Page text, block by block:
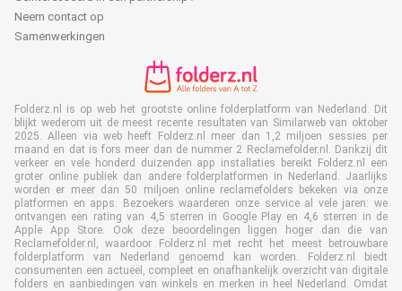
Neem contact op
Samenwerkingen
Folderz.nl is op web het grootste online folderplatform van Nederland. Dit
blijkt wederom uit de meest recente resultaten van Similarweb van oktober
2025. Alleen via web heeft Folderz.nl meer dan 1,2 miljoen sessies per
maand en dat is fors meer dan de nummer 2 Reclamefolder.nl. Dankzij dit
verkeer en vele honderd duizenden app installaties bereikt Folderz.nl een
groter online publiek dan andere folderplatformen in Nederland. Jaarlijks
worden er meer dan 50 miljoen online reclamefolders bekeken via onze
platformen en apps. Bezoekers waarderen onze service al vele jaren: we
ontvangen een rating van 4,5 sterren in Google Play en 4,6 sterren in de
Apple App Store. Ook deze beoordelingen liggen hoger dan die van
Reclamefolder.nl, waardoor Folderz.nl met recht het meest betrouwbare
folderplatform van Nederland genoemd kan worden. Folderz.nl biedt
consumenten een actueel, compleet en onafhankelijk overzicht van digitale
folders en aanbiedingen van winkels en merken in heel Nederland. Omdat